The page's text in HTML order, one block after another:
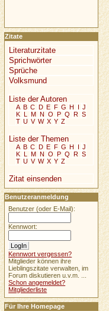
Zitate
Literaturzitate
Sprichwörter
Sprüche
Volksmund
Liste der Autoren
A B C D E F G H I J
K L M N O P Q R S
T U V W X Y Z
Liste der Themen
A B C D E F G H I J
K L M N O P Q R S
T U V W X Y Z
Zitat einsenden
Benutzeranmeldung
Benutzer (oder E-Mail):
Kennwort:
Kennwort vergessen?
Mitglieder können ihre
Lieblingszitate verwalten, im
Forum diskutieren u.v.m. ...
Schon angemeldet?
Mitgliederliste
Für Ihre Homepage